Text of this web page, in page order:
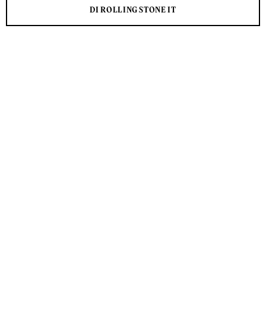
DI ROLLING STONE IT